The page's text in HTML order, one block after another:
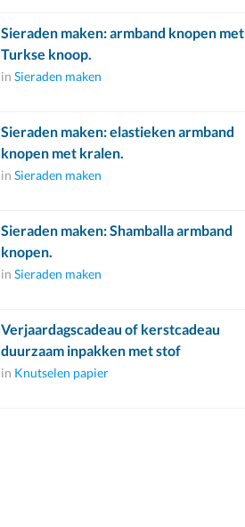
Sieraden maken: armband knopen met
Turkse knoop.
in Sieraden maken
Sieraden maken: elastieken armband
knopen met kralen.
in Sieraden maken
Sieraden maken: Shamballa armband
knopen.
in Sieraden maken
Verjaardagscadeau of kerstcadeau
duurzaam inpakken met stof
in Knutselen papier